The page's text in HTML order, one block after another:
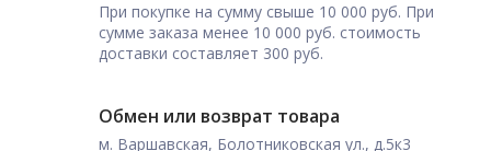
При покупке на сумму свыше 10 000 руб. При
сумме заказа менее 10 000 руб. стоимость
доставки составляет 300 руб.
Обмен или возврат товара
м. Варшавская, Болотниковская ул., д.5к3